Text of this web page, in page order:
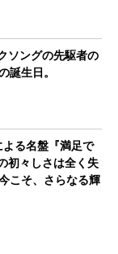
ソングの先駆者の
誕生日。
る名盤『満足で
初々しさは全く失
こそ、さらなる輝